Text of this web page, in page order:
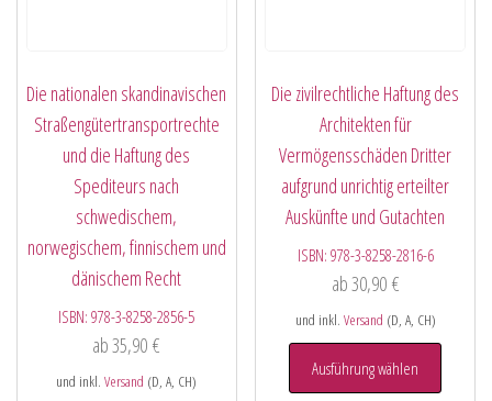
Die nationalen skandinavischen
Straßengütertransportrechte
und die Haftung des
Spediteurs nach
schwedischem,
norwegischem, finnischem und
dänischem Recht
ISBN:978-3-8258-2856-5
ab35,90€
und inkl.Versand (D, A, CH)
Die zivilrechtliche Haftung des
Architekten für
Vermögensschäden Dritter
aufgrund unrichtig erteilter
Auskünfte und Gutachten
ISBN: 978-3-8258-2816-6
ab30,90 €
und inkl. Versand (D, A, CH)
Ausführung wählen